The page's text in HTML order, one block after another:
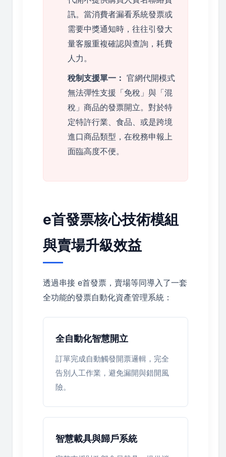
訊。當消費者漏看系統發票或
需要中獎通知時，往往引發大
量客服重複確認與查詢，耗費
人力。
稅制支援單一： 官網代開模式
無法彈性支援「免稅」與「混
稅」商品的發票開立。對於特
定特許行業、食品、或是跨境
進口商品類型，在稅務申報上
面臨高度不便。
e首發票核心技術模組
與賣場升級效益
透過串接 e首發票，賣場等同導入了一套
全功能的發票自動化資產管理系統：
全自動化智慧開立
訂單完成自動觸發開票邏輯，完全
告別人工作業，避免漏開與錯開風
險。
智慧載具與歸戶系統